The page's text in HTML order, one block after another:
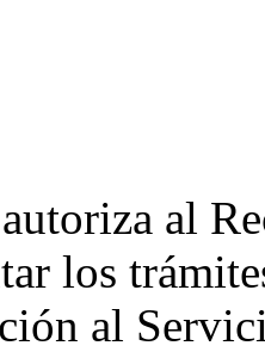
al
los
al